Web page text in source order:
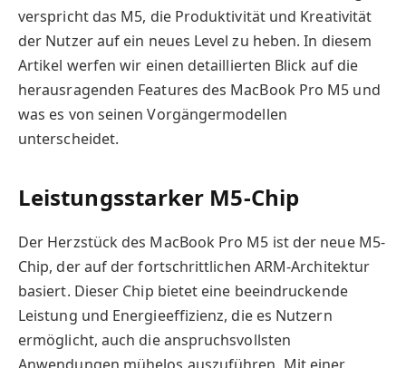
verspricht das M5, die Produktivität und Kreativität
der Nutzer auf ein neues Level zu heben. In diesem
Artikel werfen wir einen detaillierten Blick auf die
herausragenden Features des MacBook Pro M5 und
was es von seinen Vorgängermodellen
unterscheidet.
Leistungsstarker M5-Chip
Der Herzstück des MacBook Pro M5 ist der neue M5-
Chip, der auf der fortschrittlichen ARM-Architektur
basiert. Dieser Chip bietet eine beeindruckende
Leistung und Energieeffizienz, die es Nutzern
ermöglicht, auch die anspruchsvollsten